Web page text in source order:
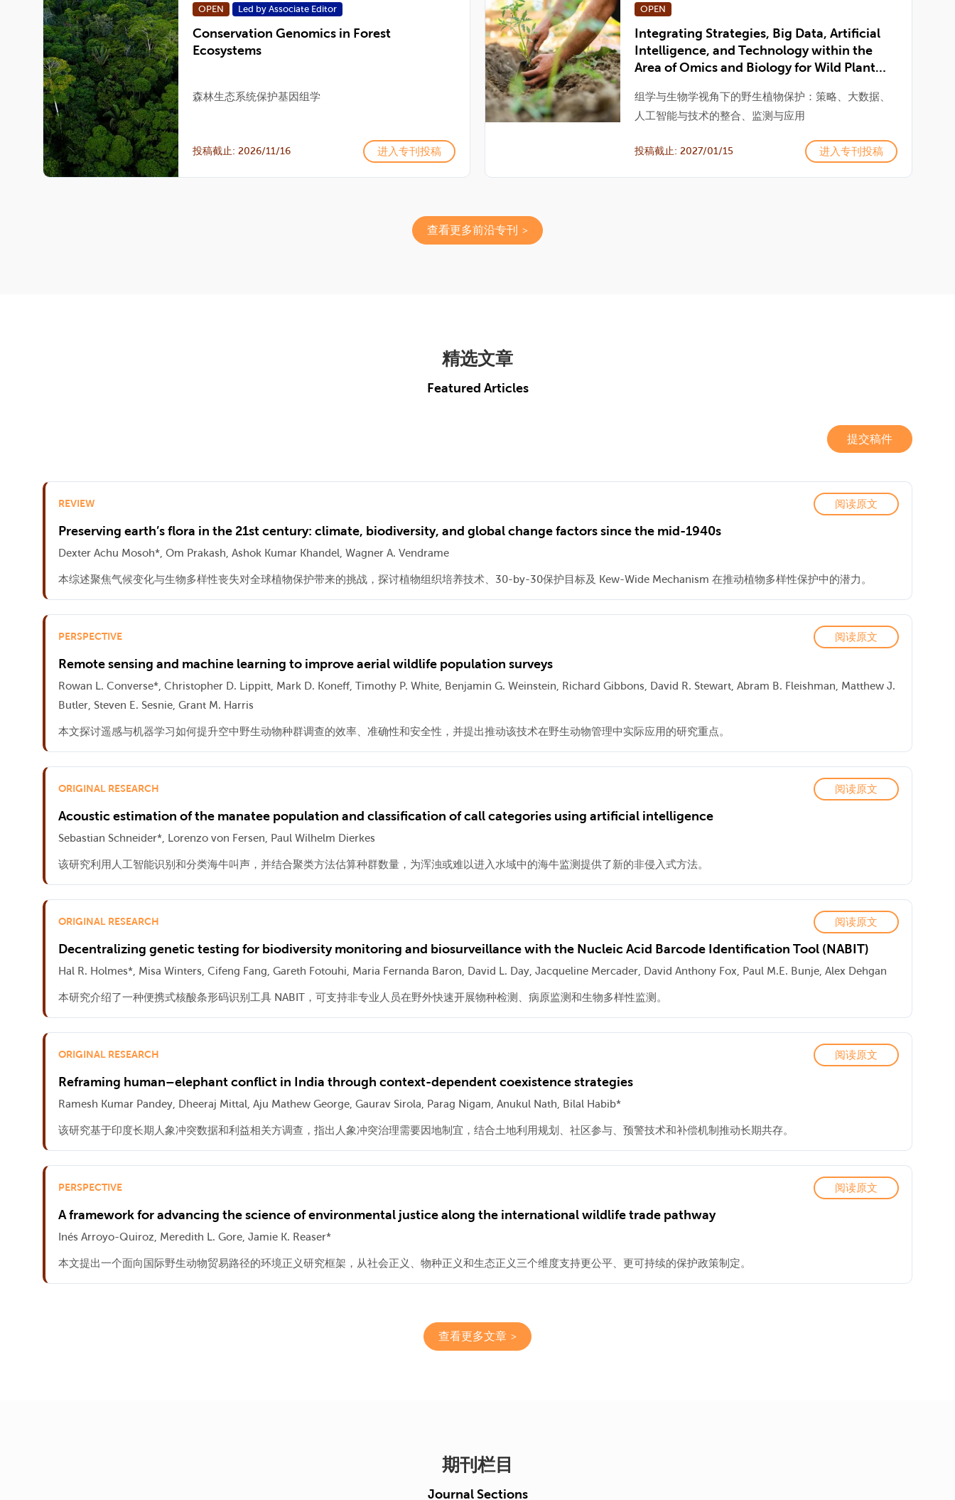
OPEN Led by Associate Editor
Conservation Genomics in Forest
Ecosystems
森林生态系统保护基因组学
投稿截止: 2026/11/16 进入专刊投稿
OPEN
Integrating Strategies, Big Data, Artificial
Intelligence, and Technology within the
Area of Omics and Biology for Wild Plant
组学与生物学视角下的野生植物保护：策略、大数据、
人工智能与技术的整合、监测与应用
投稿截止: 2027/01/15 进入专刊投稿
查看更多前沿专刊
精选文章
Featured Articles
提交稿件
REVIEW 阅读原文
Preserving earth’s flora in the 21st century: climate, biodiversity, and global change factors since the mid-1940s
Dexter Achu Mosoh*, Om Prakash, Ashok Kumar Khandel, Wagner A. Vendrame
本综述聚焦气候变化与生物多样性丧失对全球植物保护带来的挑战，探讨植物组织培养技术、30-by-30保护目标及 Kew-Wide Mechanism 在推动植物多样性保护中的潜力。
PERSPECTIVE 阅读原文
Remote sensing and machine learning to improve aerial wildlife population surveys
Rowan L. Converse*, Christopher D. Lippitt, Mark D. Koneff, Timothy P. White, Benjamin G. Weinstein, Richard Gibbons, David R. Stewart, Abram B. Fleishman, Matthew J.
Butler, Steven E. Sesnie, Grant M. Harris
本文探讨遥感与机器学习如何提升空中野生动物种群调查的效率、准确性和安全性，并提出推动该技术在野生动物管理中实际应用的研究重点。
ORIGINAL RESEARCH 阅读原文
Acoustic estimation of the manatee population and classification of call categories using artificial intelligence
Sebastian Schneider*, Lorenzo von Fersen, Paul Wilhelm Dierkes
该研究利用人工智能识别和分类海牛叫声，并结合聚类方法估算种群数量，为浑浊或难以进入水域中的海牛监测提供了新的非侵入式方法。
ORIGINAL RESEARCH 阅读原文
Decentralizing genetic testing for biodiversity monitoring and biosurveillance with the Nucleic Acid Barcode Identification Tool (NABIT)
Hal R. Holmes*, Misa Winters, Cifeng Fang, Gareth Fotouhi, Maria Fernanda Baron, David L. Day, Jacqueline Mercader, David Anthony Fox, Paul M.E. Bunje, Alex Dehgan
本研究介绍了一种便携式核酸条形码识别工具 NABIT，可支持非专业人员在野外快速开展物种检测、病原监测和生物多样性监测。
ORIGINAL RESEARCH 阅读原文
Reframing human–elephant conflict in India through context-dependent coexistence strategies
Ramesh Kumar Pandey, Dheeraj Mittal, Aju Mathew George, Gaurav Sirola, Parag Nigam, Anukul Nath, Bilal Habib*
该研究基于印度长期人象冲突数据和利益相关方调查，指出人象冲突治理需要因地制宜，结合土地利用规划、社区参与、预警技术和补偿机制推动长期共存。
PERSPECTIVE 阅读原文
A framework for advancing the science of environmental justice along the international wildlife trade pathway
Inés Arroyo-Quiroz, Meredith L. Gore, Jamie K. Reaser*
本文提出一个面向国际野生动物贸易路径的环境正义研究框架，从社会正义、物种正义和生态正义三个维度支持更公平、更可持续的保护政策制定。
查看更多文章
期刊栏目
Journal Sections